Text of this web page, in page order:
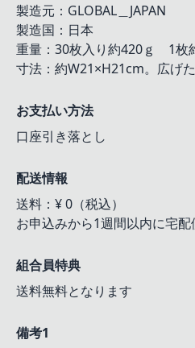
製造元：GLOBAL＿JAPAN
製造国：日本
重量：30枚入り約420ｇ 1枚
寸法：約W21×H21cm。広げ
お支払い方法
口座引き落とし
配送情報
送料：¥ 0（税込）
お申込みから1週間以内に宅
組合員特典
送料無料となります
備考1